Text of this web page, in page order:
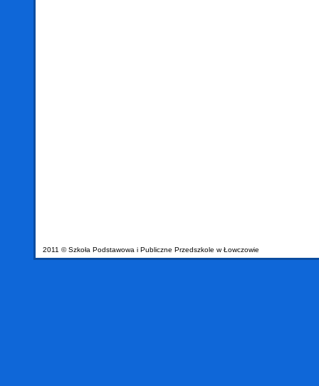
2011 © Szkoła Podstawowa i Publiczne Przedszkole w Łowczowie